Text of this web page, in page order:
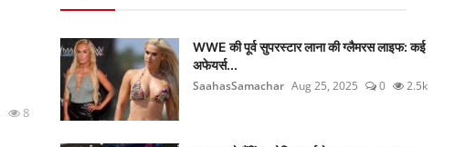
8
WWE की पूर्व सुपरस्टार लाना की ग्लैमरस लाइफ: कई
अफेयर्स...
SaahasSamachar Aug 25, 2025 0 2.5k